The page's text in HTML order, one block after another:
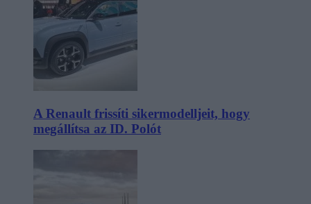
A Renault frissíti sikermodelljeit, hogy
megállítsa az ID. Polót